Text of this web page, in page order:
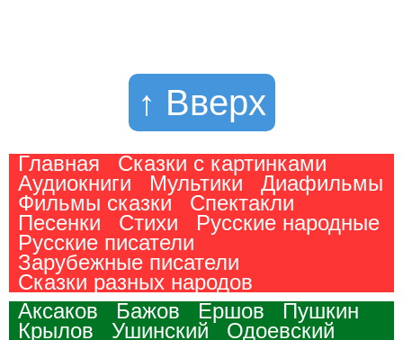
↑ Вверх
Главная
Сказки с картинками
Аудиокниги
Мультики
Диафильмы
Фильмы сказки
Спектакли
Песенки
Стихи
Русские народные
Русские писатели
Зарубежные писатели
Сказки разных народов
Аксаков
Бажов Ершов
Пушкин
Крылов
Ушинский
Одоевский